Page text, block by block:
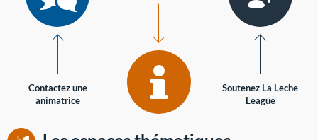
Contactez une
animatrice
Soutenez La Leche
League